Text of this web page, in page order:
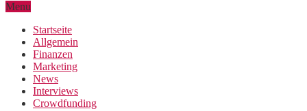
Menu
Startseite
Allgemein
Finanzen
Marketing
News
Interviews
Crowdfunding